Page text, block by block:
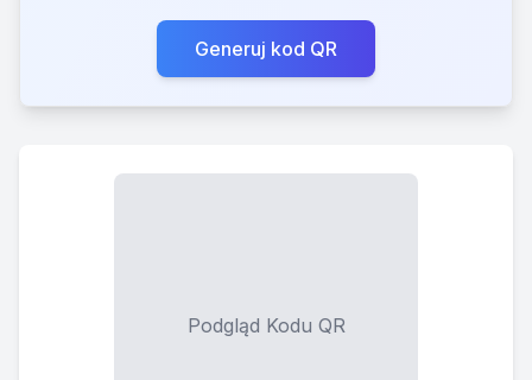
Generuj kod QR
Podgląd Kodu QR